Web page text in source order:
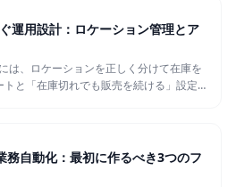
運用設計：ロケーション管理とア
は、ロケーションを正しく分けて在庫を
と「在庫切れでも販売を続ける」設定
自動化：最初に作るべき3つのフ